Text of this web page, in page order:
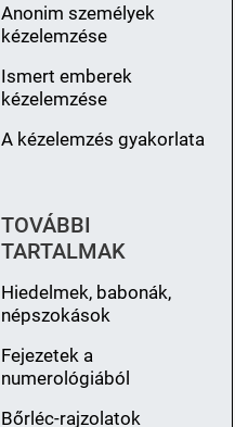
Anonim személyek
kézelemzése
Ismert emberek
kézelemzése
A kézelemzés gyakorlata
TOVÁBBI
TARTALMAK
Hiedelmek, babonák,
népszokások
Fejezetek a
numerológiából
Bőrléc-rajzolatok